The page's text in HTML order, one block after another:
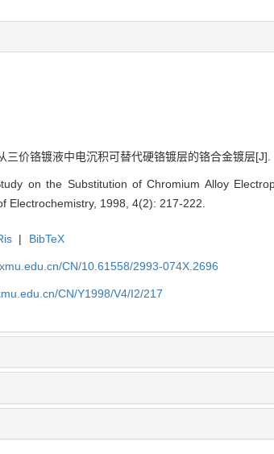
三价铬镀液中电沉积可替代硬铬镀层的铬合金镀层
on the Substitution of Chromium Alloy
Electrochemistry, 1998, 4(2): 217-222.
| BibTeX
CN/10.61558/2993-074X.2696
CN/Y1998/V4/I2/217